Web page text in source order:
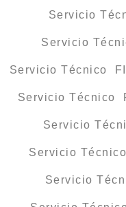
Servicio
Servicio
Servicio Técnico
Servicio Técnico
Servicio
Servicio
Servicio